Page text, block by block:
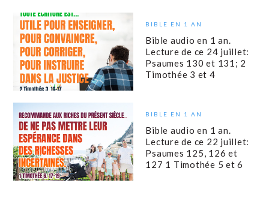
BIBLE EN 1 AN
Bible audio en 1 an.
Lecture de ce 24 juillet:
Psaumes 130 et 131; 2
Timothée 3 et 4
BIBLE EN 1 AN
Bible audio en 1 an.
Lecture de ce 22 juillet:
Psaumes 125, 126 et
127 1 Timothée 5 et 6